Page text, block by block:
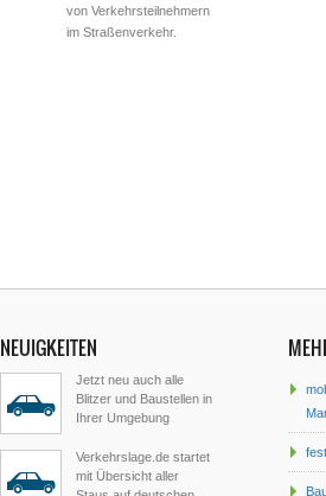
von Verkehrsteilnehmern
im Straßenverkehr.
NEUIGKEITEN
Jetzt neu auch alle
Blitzer und Baustellen in
Ihrer Umgebung
Verkehrslage.de startet
mit Übersicht aller